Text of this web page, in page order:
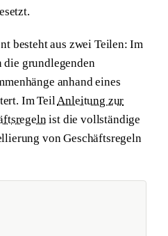
besteht aus zwei Teilen: Im
die grundlegenden
anhand eines
Im TeilAnleitung zur
ist die vollständige
von Geschäftsregeln